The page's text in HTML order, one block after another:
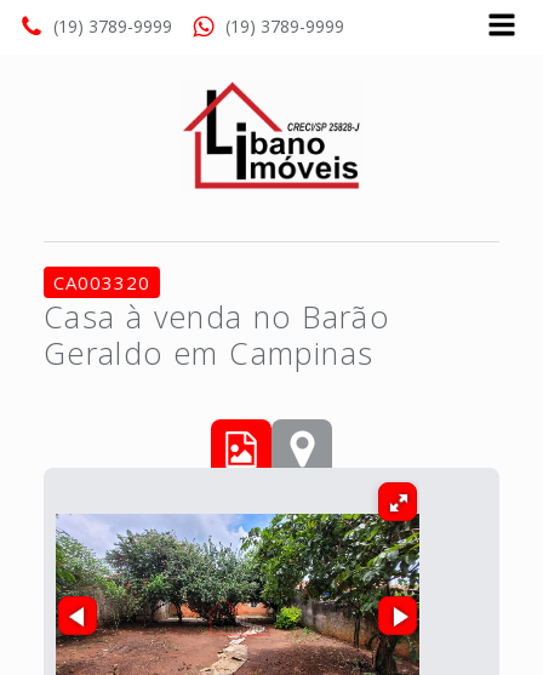
(19) 3789-9999 (19) 3789-9999
CA003320
Casa à venda no Barão
Geraldo em Campinas